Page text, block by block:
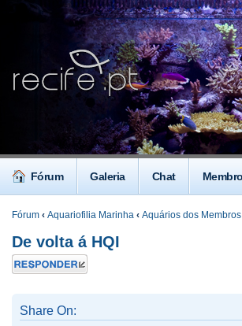
Fórum Galeria Chat
Fórum ‹ Aquariofilia Marinha ‹ Aquários dos Membros
De volta á HQI
Responder
Share On: